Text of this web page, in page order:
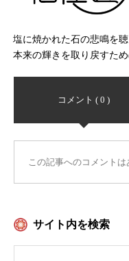
塩に焼かれた石の悲鳴を聴
本来の輝きを取り戻すため
コメント ( 0 )
この記事へのコメントは
サイト内を検索